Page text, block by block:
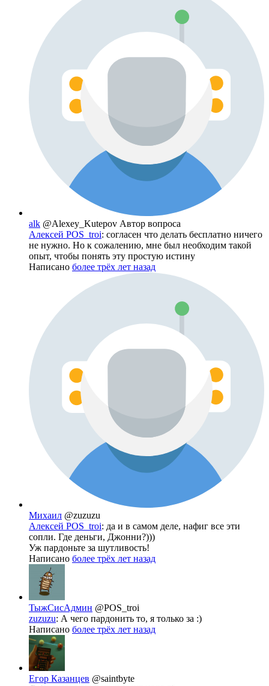
alk @Alexey_Kutepov Автор вопроса
Алексей POS_troi: согласен что делать бесплатно ничего
не нужно. Но к сожалению, мне был необходим такой
опыт, чтобы понять эту простую истину
Написано более трёх лет назад
Михаил @zuzuzu
Алексей POS_troi: да и в самом деле, нафиг все эти
сопли. Где деньги, Джонни?)))
Уж пардоньте за шутливость!
Написано более трёх лет назад
ТыжСисАдмин @POS_troi
zuzuzu: А чего пардонить то, я только за :)
Написано более трёх лет назад
Егор Казанцев @saintbyte